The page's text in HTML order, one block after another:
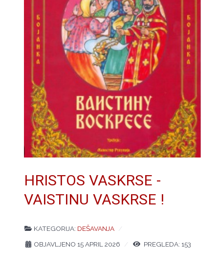
HRISTOS VASKRSE -
VAISTINU VASKRSE !
KATEGORIJA: DEŠAVANJA
OBJAVLJENO 15 APRIL 2026
PREGLEDA: 153